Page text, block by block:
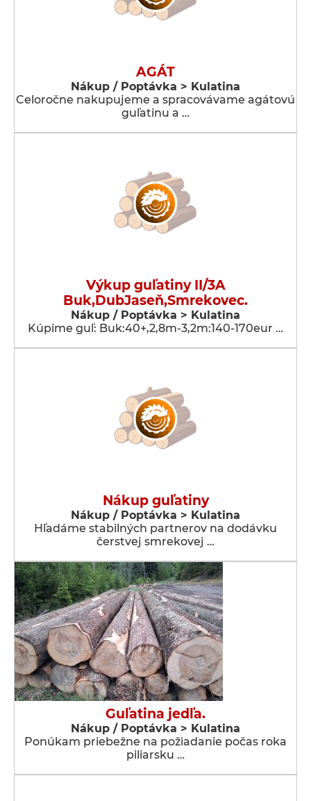
AGÁT
Nákup / Poptávka > Kulatina
Celoročne nakupujeme a spracovávame agátovú
guľatinu a …
Výkup guľatiny II/3A
Buk,DubJaseň,Smrekovec.
Nákup / Poptávka > Kulatina
Kúpime guľ: Buk:40+,2,8m-3,2m:140-170eur …
Nákup guľatiny
Nákup / Poptávka > Kulatina
Hľadáme stabilných partnerov na dodávku
čerstvej smrekovej …
Guľatina jedľa.
Nákup / Poptávka > Kulatina
Ponúkam priebežne na požiadanie počas roka
piliarsku …